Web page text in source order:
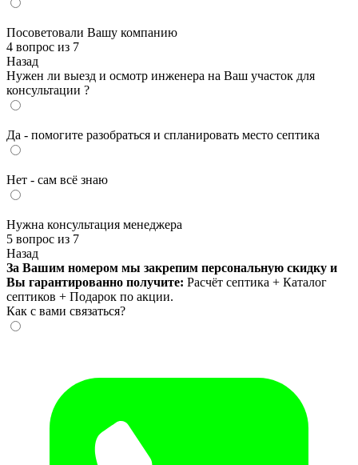
Посоветовали Вашу компанию
4 вопрос из 7
Назад
Нужен ли выезд и осмотр инженера на Ваш участок для
консультации ?
Да - помогите разобраться и спланировать место септика
Нет - сам всё знаю
Нужна консультация менеджера
5 вопрос из 7
Назад
За Вашим номером мы закрепим персональную скидку и
Вы гарантированно получите: Расчёт септика + Каталог
септиков + Подарок по акции.
Как с вами связаться?